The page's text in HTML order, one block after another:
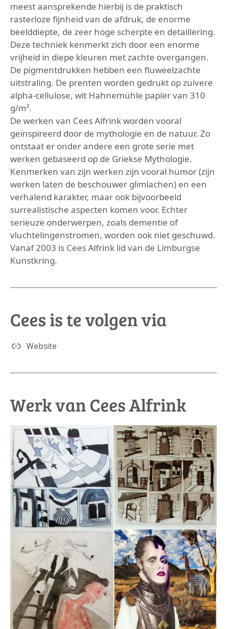
meest aansprekende hierbij is de praktisch
rasterloze fijnheid van de afdruk, de enorme
beelddiepte, de zeer hoge scherpte en detaillering.
Deze techniek kenmerkt zich door een enorme
vrijheid in diepe kleuren met zachte overgangen.
De pigmentdrukken hebben een fluweelzachte
uitstraling. De prenten worden gedrukt op zuivere
alpha-cellulose, wit Hahnemühle papier van 310
g/m².
De werken van Cees Alfrink worden vooral
geïnspireerd door de mythologie en de natuur. Zo
ontstaat er onder andere een grote serie met
werken gebaseerd op de Griekse Mythologie.
Kenmerken van zijn werken zijn vooral humor (zijn
werken laten de beschouwer glimlachen) en een
verhalend karakter, maar ook bijvoorbeeld
surrealistische aspecten komen voor. Echter
serieuze onderwerpen, zoals dementie of
vluchtelingenstromen, worden ook niet geschuwd.
Vanaf 2003 is Cees Alfrink lid van de Limburgse
Kunstkring.
Cees is te volgen via
Website
Werk van Cees Alfrink